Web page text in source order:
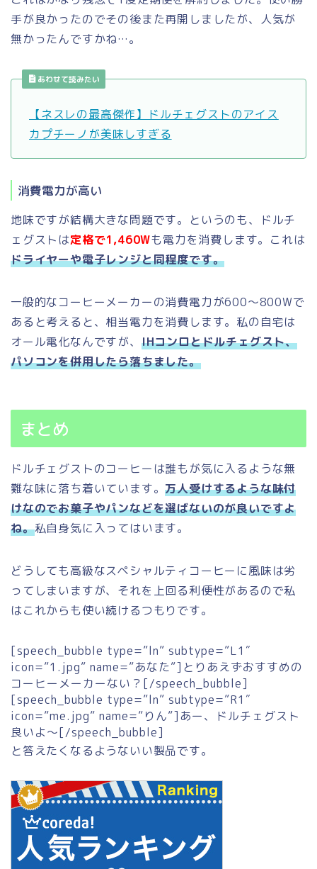
手が良かったのでその後また再開しましたが、人気が
無かったんですかね…。
あわせて読みたい
【ネスレの最高傑作】ドルチェグストのアイス
カプチーノが美味しすぎる
消費電力が高い
地味ですが結構大きな問題です。というのも、ドルチ
ェグストは定格で1,460Wも電力を消費します。これは
ドライヤーや電子レンジと同程度です。
一般的なコーヒーメーカーの消費電力が600～800Wで
あると考えると、相当電力を消費します。私の自宅は
オール電化なんですが、 IHコンロとドルチェグスト、
パソコンを併用したら落ちました。
まとめ
ドルチェグストのコーヒーは誰もが気に入るような無
難な味に落ち着いています。万人受けするような味付
けなのでお菓子やパンなどを選ばないのが良いですよ
ね。私自身気に入ってはいます。
どうしても高級なスペシャルティコーヒーに風味は劣
ってしまいますが、それを上回る利便性があるので私
はこれからも使い続けるつもりです。
[speech_bubble type=”ln” subtype=”L1″
icon=”1.jpg” name=”あなた”]とりあえずおすすめの
コーヒーメーカーない？[/speech_bubble]
[speech_bubble type=”ln” subtype=”R1″
icon=”me.jpg” name=”りん”]あー、ドルチェグスト
良いよ～[/speech_bubble]
と答えたくなるようないい製品です。